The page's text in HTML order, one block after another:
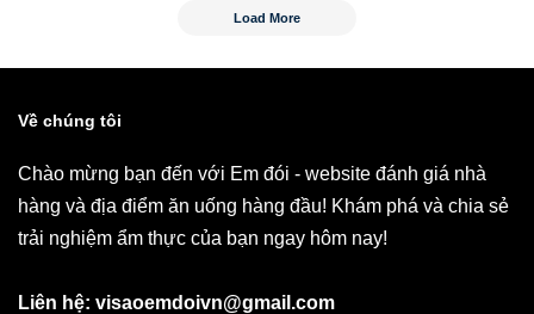
Load More
Về chúng tôi
Chào mừng bạn đến với Em đói - website đánh giá nhà
hàng và địa điểm ăn uống hàng đầu! Khám phá và chia sẻ
trải nghiệm ẩm thực của bạn ngay hôm nay!
Liên hệ: visaoemdoivn@gmail.com